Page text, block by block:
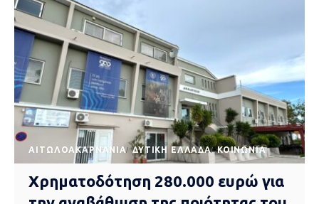
AΙΤΩΛΟΑΚΑΡΝΑΝΊΑ ΔΥΤΙΚΉ ΕΛΛΆΔΑ ΚΟΙΝΩΝΊΑ
Χρηματοδότηση 280.000 ευρώ για